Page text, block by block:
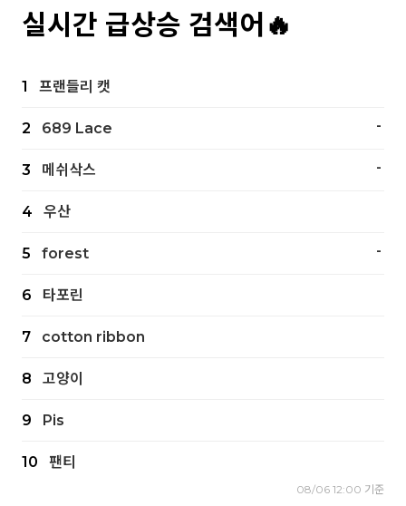
실시간 급상승 검색어🔥
1 프랜들리 캣
2 689 Lace -
3 메쉬삭스 -
4 우산
5 forest -
6 타포린
7 cotton ribbon
8 고양이
9 Pis
10 팬티
08/06 12:00 기준